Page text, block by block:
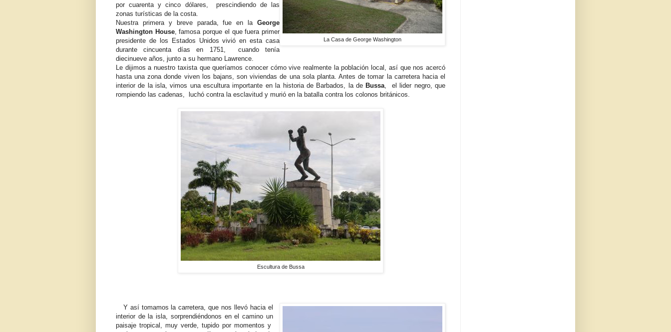
La Casa de George Washington
por cuarenta y cinco dólares, prescindiendo de las
zonas turísticas de la costa.
Nuestra primera y breve parada, fue en la George
Washington House, famosa porque el que fuera primer
presidente de los Estados Unidos vivió en esta casa
durante cincuenta días en 1751, cuando tenía
diecinueve años, junto a su hermano Lawrence.
Le dijimos a nuestro taxista que queríamos conocer cómo vive realmente la población local, así que nos acercó
hasta una zona donde viven los bajans, son viviendas de una sola planta. Antes de tomar la carretera hacia el
interior de la isla, vimos una escultura importante en la historia de Barbados, la de Bussa , el lider negro, que
rompiendo las cadenas, luchó contra la esclavitud y murió en la batalla contra los colonos británicos.
Escultura de Bussa
Y así tomamos la carretera, que nos llevó hacia el
interior de la isla, sorprendiéndonos en el camino un
paisaje tropical, muy verde, tupido por momentos y